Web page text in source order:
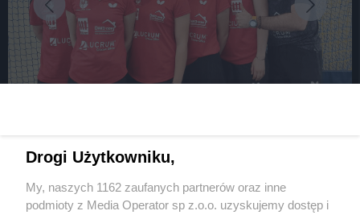
Wracają z kolejnymi sukcesami
Wydawca mediów lokalnych
Drogi Użytkowniku,
My, naszych 1162 zaufanych partnerów oraz inne
podmioty z Media Operator sp z.o.o. uzyskujemy dostęp i